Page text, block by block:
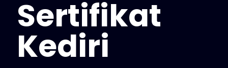
Sertifikat
Kediri